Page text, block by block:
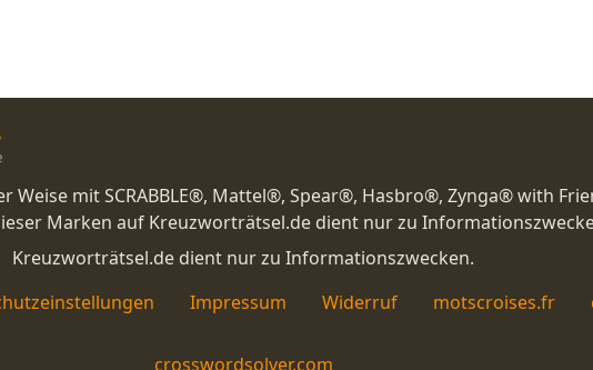
Weise mit SCRABBLE®, Mattel®, Spear®, Hasbro®, Zynga® with
Marken auf Kreuzworträtsel.de dient nur zu
Kreuzworträtsel.de dient nur zu Informationszwecken.
Impressum Widerruf motscroises.fr
crosswordsolver.com